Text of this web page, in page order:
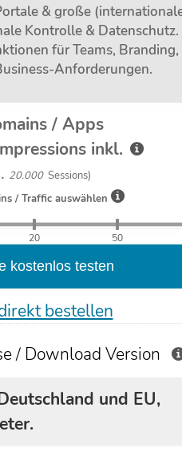
& große
Kontrolle & Datenschutz.
für Teams, Branding,
Anforderungen.
/ Apps
inkl.
20.000Sessions)
/ Traffic auswählen
20 50
bestellen
/ Download Version
und EU,